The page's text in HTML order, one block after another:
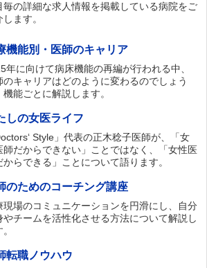
毎の詳細な求人情報を掲載している病院をご
ます。
機能別・医師のキャリア
年に向けて病床機能の再編が行われる中、
のキャリアはどのように変わるのでしょう
機能ごとに解説します。
しの女医ライフ
Style」代表の正木稔子医師が、「女
師だからできない」ことではなく、「女性医
からできる」ことについて語ります。
のためのコーチング講座
現場のコミュニケーションを円滑にし、自分
やチームを活性化させる方法について解説し
転職ノウハウ